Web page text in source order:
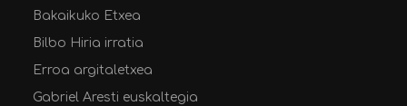
Bakaikuko Etxea
Bilbo Hiria irratia
Erroa argitaletxea
Gabriel Aresti euskaltegia